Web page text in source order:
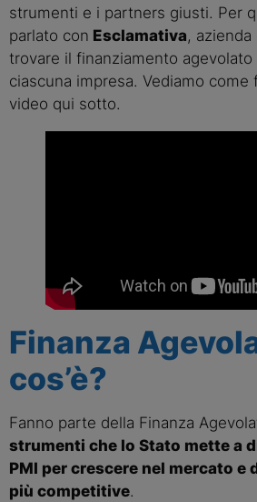
strumenti e i partners giusti. Per
parlato con Esclamativa,
trovare il finanziamento
ciascuna impresa. Vediamo come
video qui sotto.
Finanza
cos’è?
Fanno parte della Finanza
strumenti che lo Stato mette a
PMI per crescere nel mercato e
più competitive.